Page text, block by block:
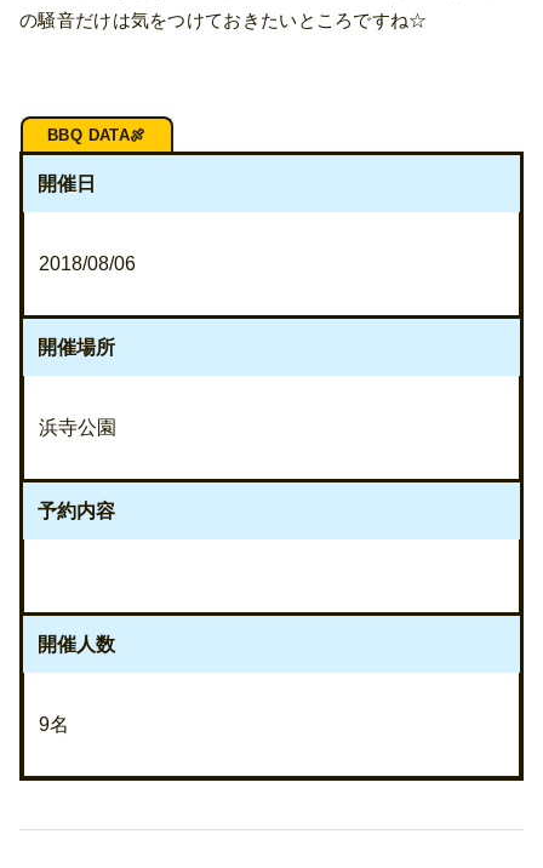
の騒音だけは気をつけておきたいところですね☆
開催日
2018/08/06
開催場所
浜寺公園
予約内容
開催人数
9名